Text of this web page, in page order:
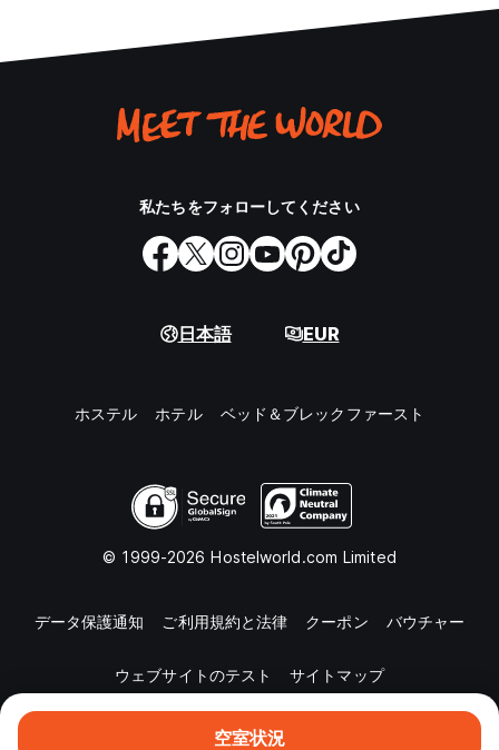
空室状況
私たちをフォローしてください
日本語 EUR
ホステル ホテル ベッド＆ブレックファースト
© 1999-2026 Hostelworld.com Limited
データ保護通知 ご利用規約と法律 クーポン バウチャー
ウェブサイトのテスト サイトマップ